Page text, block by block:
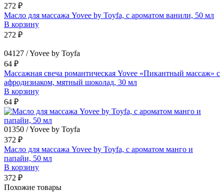
272 ₽
Масло для массажа Yovee by Toyfa, с ароматом ванили, 50 мл
В корзину
272 ₽
04127 / Yovee by Toyfa
64 ₽
Массажная свеча романтическая Yovee «Пикантный массаж» с
афродизиаком, мятный шоколад, 30 мл
В корзину
64 ₽
01350 / Yovee by Toyfa
372 ₽
Масло для массажа Yovee by Toyfa, с ароматом манго и
папайи, 50 мл
В корзину
372 ₽
Похожие товары